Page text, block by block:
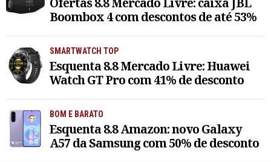
Boombox 4 com descontos de até 53%
SMARTWATCH TOP
Esquenta 8.8 Mercado Livre: Huawei
Watch GT Pro com 41% de desconto
BOM E BARATO
Esquenta 8.8 Amazon: novo Galaxy
A57 da Samsung com 50% de desconto